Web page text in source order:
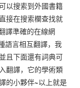
以搜索到外國書籍
接在搜索欄查找就
譯準確的在線網
語言相互翻譯，我
且下面還有詞典可
翻譯，它的學術類
的小夥伴~以上就是